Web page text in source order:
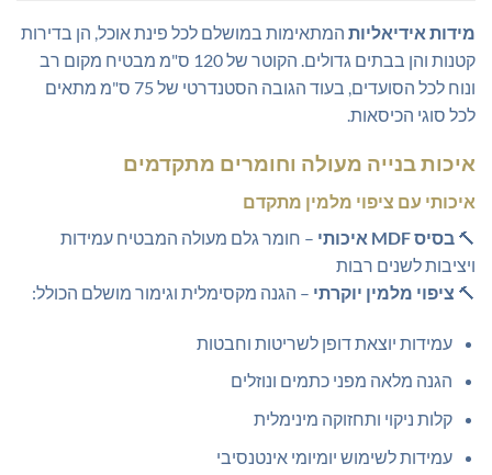
מידות אידיאליות המתאימות במושלם לכל פינת אוכל, הן בדירות
קטנות והן בבתים גדולים. הקוטר של 120 ס"מ מבטיח מקום רב
ונוח לכל הסועדים, בעוד הגובה הסטנדרטי של 75 ס"מ מתאים
לכל סוגי הכיסאות.
איכות בנייה מעולה וחומרים מתקדמים
איכותי עם ציפוי מלמין מתקדם
🔨 בסיס MDF איכותי
– חומר גלם מעולה המבטיח עמידות
ויציבות לשנים רבות
🔨 ציפוי מלמין יוקרתי – הגנה מקסימלית וגימור מושלם הכולל:
עמידות יוצאת דופן לשריטות וחבטות
הגנה מלאה מפני כתמים ונוזלים
קלות ניקוי ותחזוקה מינימלית
עמידות לשימוש יומיומי אינטנסיבי